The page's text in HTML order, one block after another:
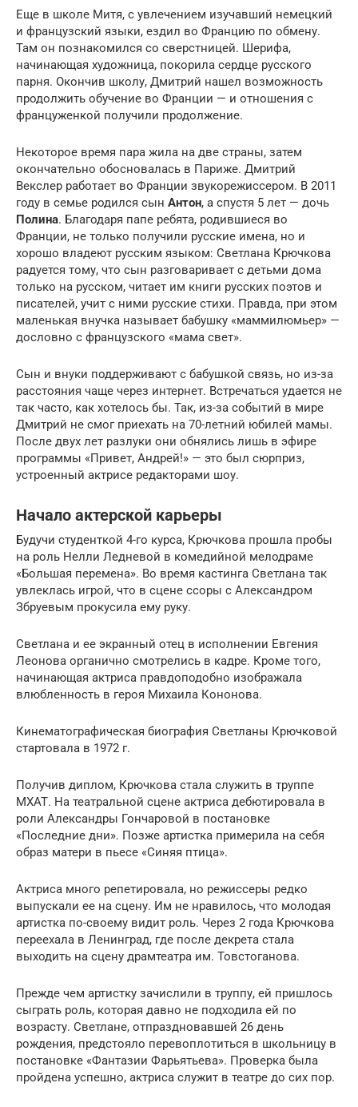
Еще в школе Митя, с увлечением изучавший немецкий
и французский языки, ездил во Францию по обмену.
Там он познакомился со сверстницей. Шерифа,
начинающая художница, покорила сердце русского
парня. Окончив школу, Дмитрий нашел возможность
продолжить обучение во Франции — и отношения с
француженкой получили продолжение.
Некоторое время пара жила на две страны, затем
окончательно обосновалась в Париже. Дмитрий
Векслер работает во Франции звукорежиссером. В 2011
году в семье родился сын Антон, а спустя 5 лет — дочь
Полина. Благодаря папе ребята, родившиеся во
Франции, не только получили русские имена, но и
хорошо владеют русским языком: Светлана Крючкова
радуется тому, что сын разговаривает с детьми дома
только на русском, читает им книги русских поэтов и
писателей, учит с ними русские стихи. Правда, при этом
маленькая внучка называет бабушку «маммилюмьер» —
дословно с французского «мама свет».
Сын и внуки поддерживают с бабушкой связь, но из-за
расстояния чаще через интернет. Встречаться удается не
так часто, как хотелось бы. Так, из-за событий в мире
Дмитрий не смог приехать на 70-летний юбилей мамы.
После двух лет разлуки они обнялись лишь в эфире
программы «Привет, Андрей!» — это был сюрприз,
устроенный актрисе редакторами шоу.
Начало актерской карьеры
Будучи студенткой 4-го курса, Крючкова прошла пробы
на роль Нелли Ледневой в комедийной мелодраме
«Большая перемена». Во время кастинга Светлана так
увлеклась игрой, что в сцене ссоры с Александром
Збруевым прокусила ему руку.
Светлана и ее экранный отец в исполнении Евгения
Леонова органично смотрелись в кадре. Кроме того,
начинающая актриса правдоподобно изображала
влюбленность в героя Михаила Кононова.
Кинематографическая биография Светланы Крючковой
стартовала в 1972 г.
Получив диплом, Крючкова стала служить в труппе
МХАТ. На театральной сцене актриса дебютировала в
роли Александры Гончаровой в постановке
«Последние дни». Позже артистка примерила на себя
образ матери в пьесе «Синяя птица».
Актриса много репетировала, но режиссеры редко
выпускали ее на сцену. Им не нравилось, что молодая
артистка по-своему видит роль. Через 2 года Крючкова
переехала в Ленинград, где после декрета стала
выходить на сцену драмтеатра им. Товстоганова.
Прежде чем артистку зачислили в труппу, ей пришлось
сыграть роль, которая давно не подходила ей по
возрасту. Светлане, отпраздновавшей 26 день
рождения, предстояло перевоплотиться в школьницу в
постановке «Фантазии Фарьятьева». Проверка была
пройдена успешно, актриса служит в театре до сих пор.